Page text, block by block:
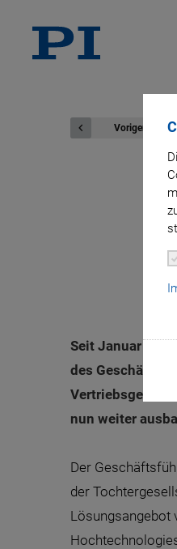
Voriger
Seit Januar
des Geschäfts
nun weiter
Der
der
Lösungsangebot